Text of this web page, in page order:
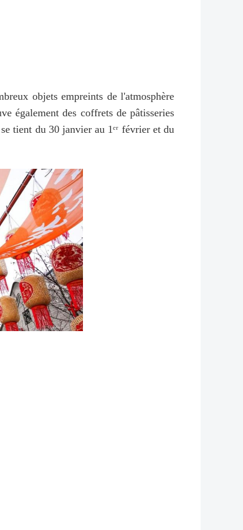
objets empreints de l'atmosphère
également des coffrets de pâtisseries
tient du 30 janvier au 1ᵉʳ février et du